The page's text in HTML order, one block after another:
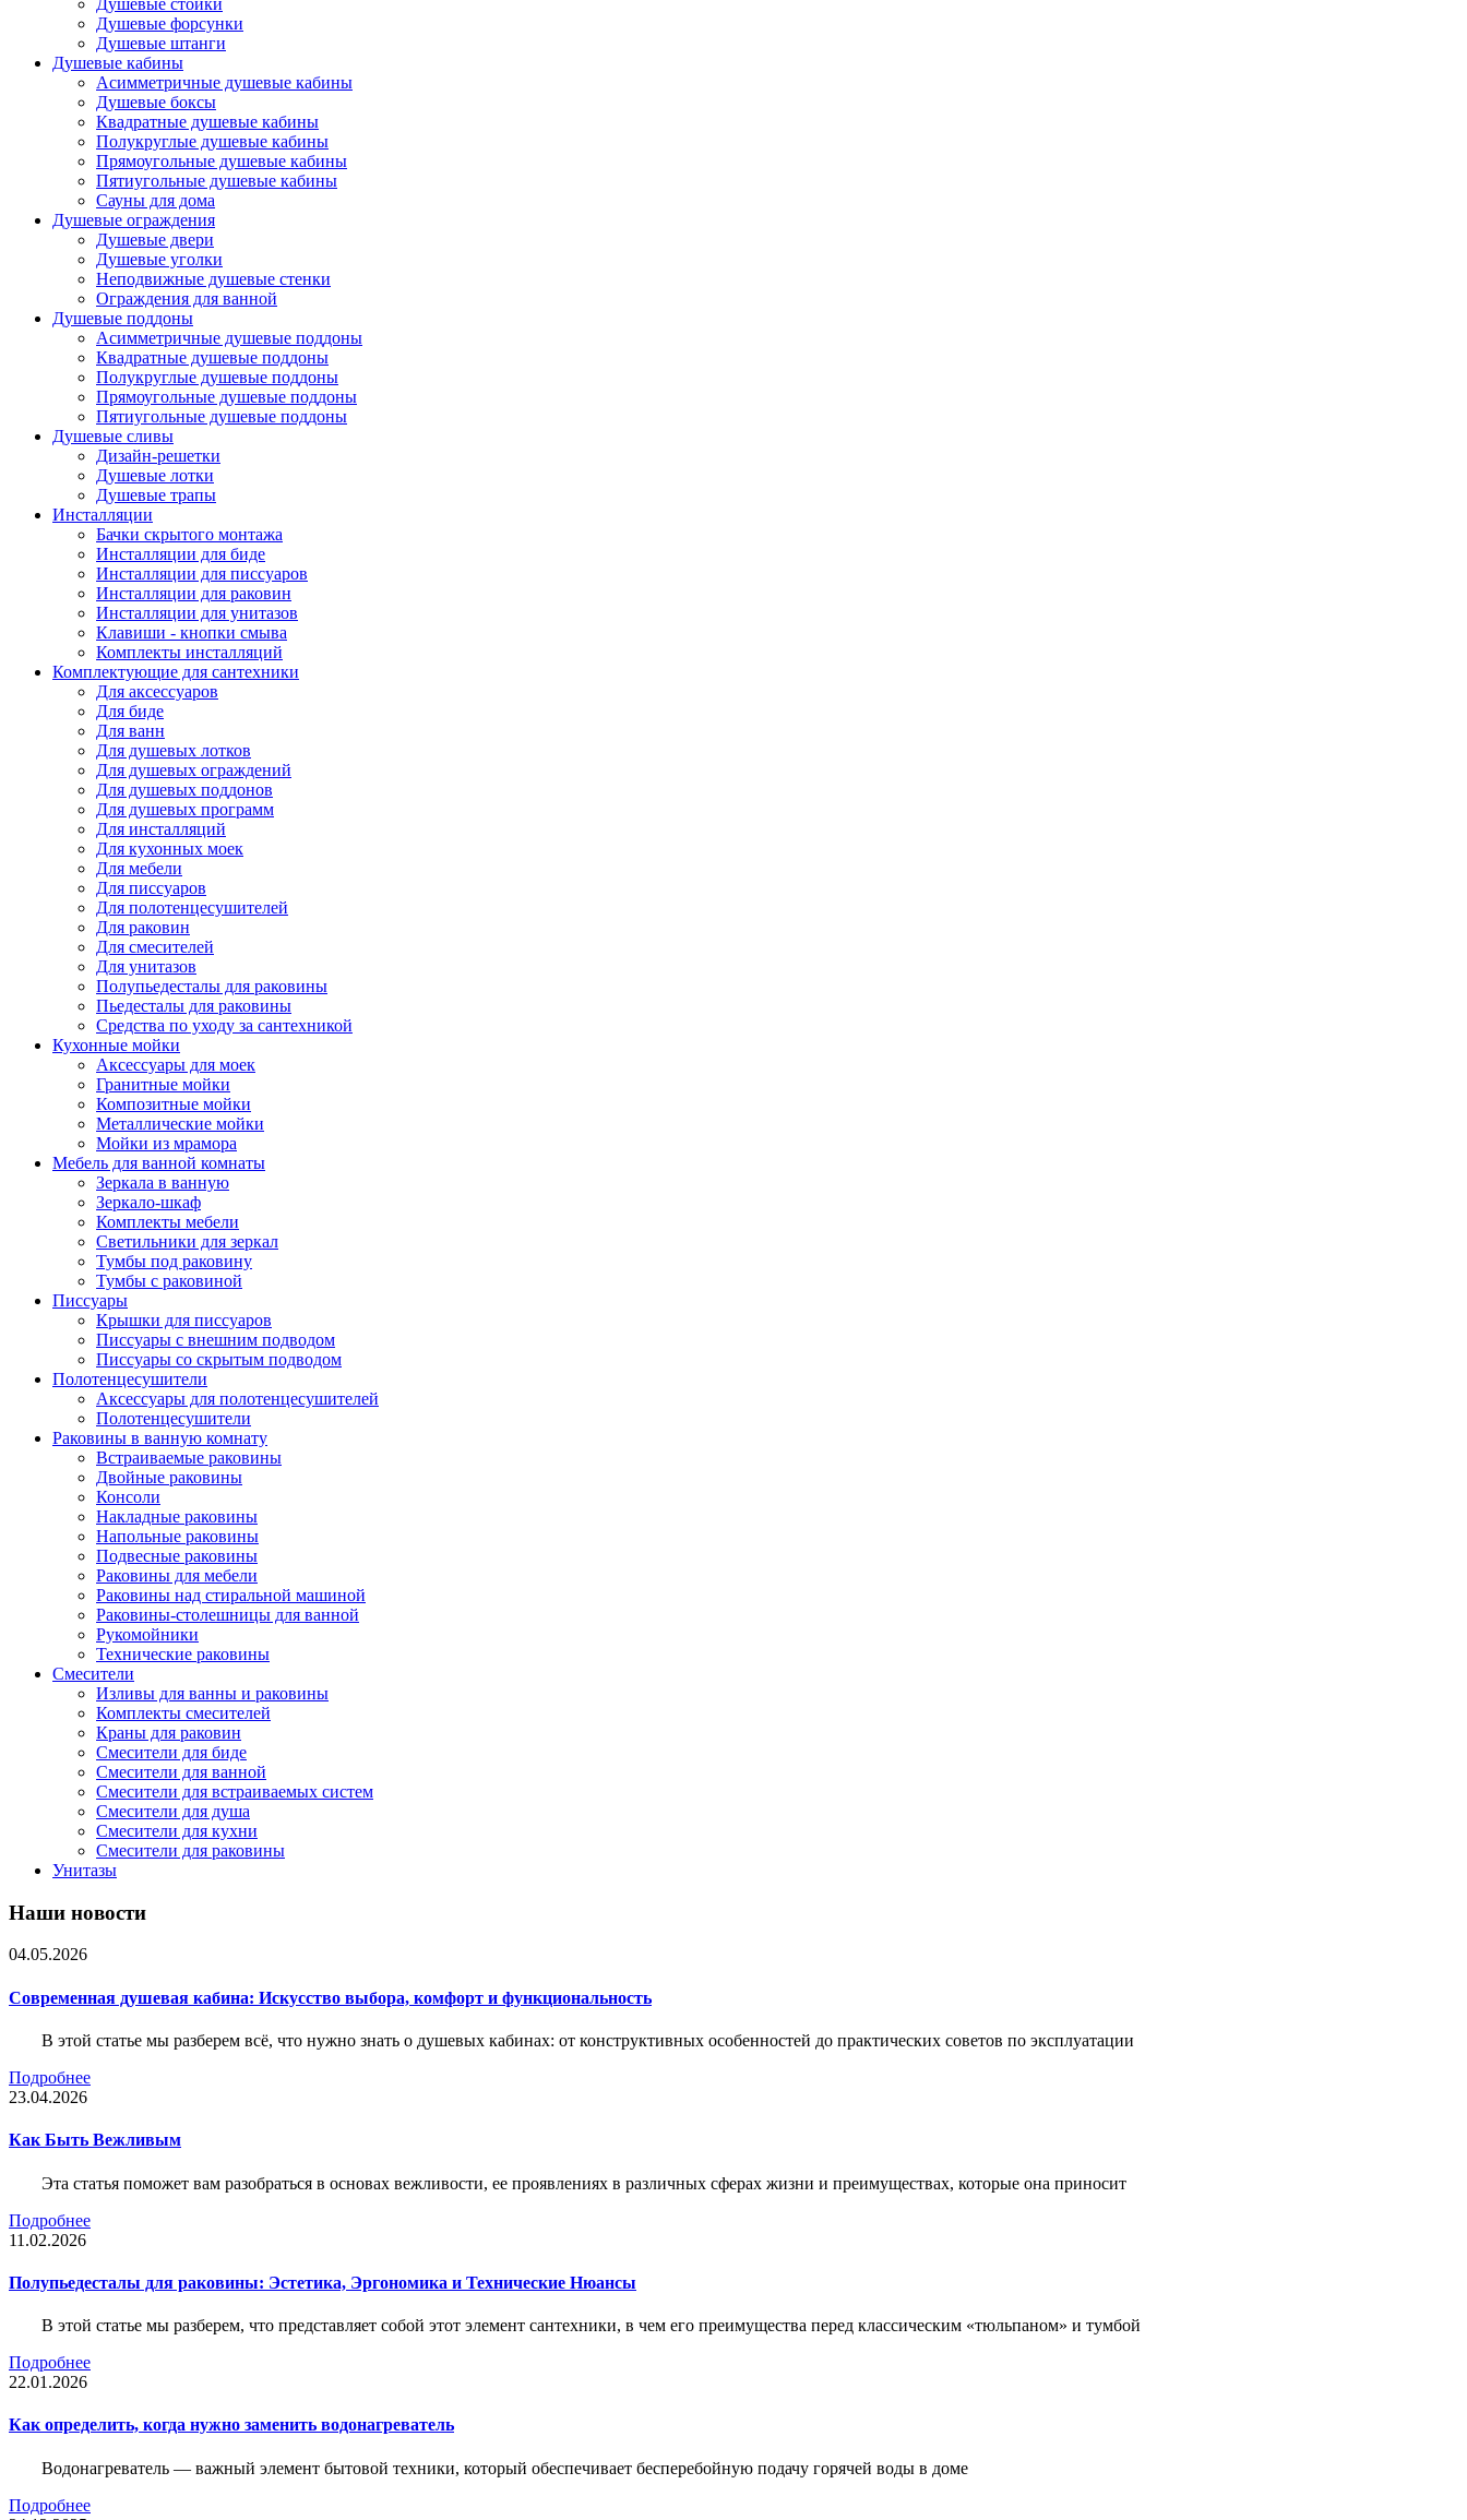
Душевые стойки
Душевые форсунки
Душевые штанги
Душевые кабины
Асимметричные душевые кабины
Душевые боксы
Квадратные душевые кабины
Полукруглые душевые кабины
Прямоугольные душевые кабины
Пятиугольные душевые кабины
Сауны для дома
Душевые ограждения
Душевые двери
Душевые уголки
Неподвижные душевые стенки
Ограждения для ванной
Душевые поддоны
Асимметричные душевые поддоны
Квадратные душевые поддоны
Полукруглые душевые поддоны
Прямоугольные душевые поддоны
Пятиугольные душевые поддоны
Душевые сливы
Дизайн-решетки
Душевые лотки
Душевые трапы
Инсталляции
Бачки скрытого монтажа
Инсталляции для биде
Инсталляции для писсуаров
Инсталляции для раковин
Инсталляции для унитазов
Клавиши - кнопки смыва
Комплекты инсталляций
Комплектующие для сантехники
Для аксессуаров
Для биде
Для ванн
Для душевых лотков
Для душевых ограждений
Для душевых поддонов
Для душевых программ
Для инсталляций
Для кухонных моек
Для мебели
Для писсуаров
Для полотенцесушителей
Для раковин
Для смесителей
Для унитазов
Полупьедесталы для раковины
Пьедесталы для раковины
Средства по уходу за сантехникой
Кухонные мойки
Аксессуары для моек
Гранитные мойки
Композитные мойки
Металлические мойки
Мойки из мрамора
Мебель для ванной комнаты
Зеркала в ванную
Зеркало-шкаф
Комплекты мебели
Светильники для зеркал
Тумбы под раковину
Тумбы с раковиной
Писсуары
Крышки для писсуаров
Писсуары с внешним подводом
Писсуары со скрытым подводом
Полотенцесушители
Аксессуары для полотенцесушителей
Полотенцесушители
Раковины в ванную комнату
Встраиваемые раковины
Двойные раковины
Консоли
Накладные раковины
Напольные раковины
Подвесные раковины
Раковины для мебели
Раковины над стиральной машиной
Раковины-столешницы для ванной
Рукомойники
Технические раковины
Смесители
Изливы для ванны и раковины
Комплекты смесителей
Краны для раковин
Смесители для биде
Смесители для ванной
Смесители для встраиваемых систем
Смесители для душа
Смесители для кухни
Смесители для раковины
Унитазы
Наши новости
04.05.2026
Современная душевая кабина: Искусство выбора, комфорт и функциональность
В этой статье мы разберем всё, что нужно знать о душевых кабинах: от конструктивных особенностей до практических советов по эксплуатации
Подробнее
23.04.2026
Как Быть Вежливым
Эта статья поможет вам разобраться в основах вежливости, ее проявлениях в различных сферах жизни и преимуществах, которые она приносит
Подробнее
11.02.2026
Полупьедесталы для раковины: Эстетика, Эргономика и Технические Нюансы
В этой статье мы разберем, что представляет собой этот элемент сантехники, в чем его преимущества перед классическим «тюльпаном» и тумбой
Подробнее
22.01.2026
Как определить, когда нужно заменить водонагреватель
Водонагреватель — важный элемент бытовой техники, который обеспечивает бесперебойную подачу горячей воды в доме
Подробнее